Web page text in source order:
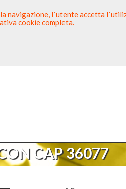
CAP 36077
navigazione, l´utente accetta
cookie completa.